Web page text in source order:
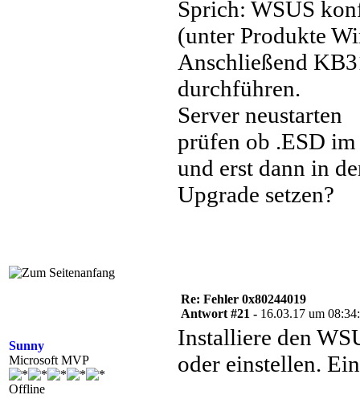
Sprich: WSUS
(unter Produkte
Anschließend
durchführen.
Server neustarten
prüfen ob .ESD
und erst dann in
Upgrade setzen?
Sunny
Microsoft MVP
Offline
Re: Fehler 0x80244019
Antwort #21 - 16.03.17 um
Installiere den
oder einstellen.